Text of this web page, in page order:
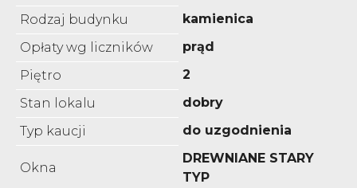
Rodzaj budynku
kamienica
Opłaty wg liczników
prąd
Piętro
2
Stan lokalu
dobry
Typ kaucji
do uzgodnienia
Okna
DREWNIANE STARY
TYP